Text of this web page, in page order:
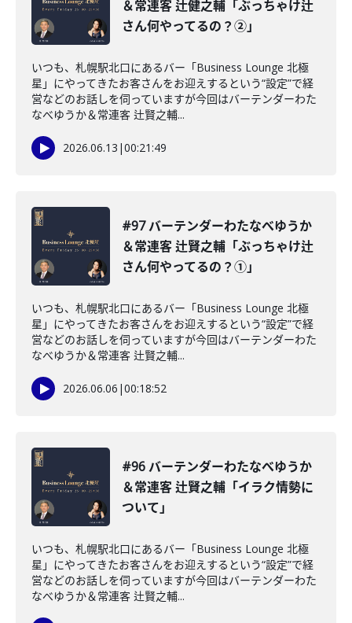
＆常連客 辻健之輔「ぶっちゃけ辻
さん何やってるの？②」
いつも、札幌駅北口にあるバー「Business Lounge 北極
星」にやってきたお客さんをお迎えするという“設定”で経
営などのお話しを伺っていますが今回はバーテンダーわた
なべゆうか＆常連客 辻賢之輔...
2026.06.13 |00:21:49
#97 バーテンダーわたなべゆうか
＆常連客 辻賢之輔「ぶっちゃけ辻
さん何やってるの？①」
いつも、札幌駅北口にあるバー「Business Lounge 北極
星」にやってきたお客さんをお迎えするという“設定”で経
営などのお話しを伺っていますが今回はバーテンダーわた
なべゆうか＆常連客 辻賢之輔...
2026.06.06 |00:18:52
#96 バーテンダーわたなべゆうか
＆常連客 辻賢之輔「イラク情勢に
ついて」
いつも、札幌駅北口にあるバー「Business Lounge 北極
星」にやってきたお客さんをお迎えするという“設定”で経
営などのお話しを伺っていますが今回はバーテンダーわた
なべゆうか＆常連客 辻賢之輔...